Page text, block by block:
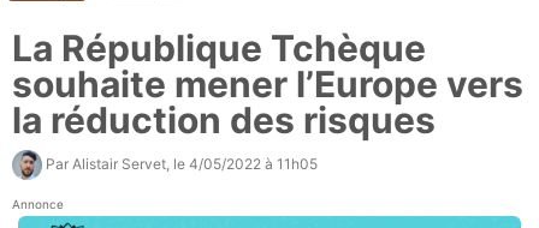
La République Tchèque
souhaite mener l’Europe vers
la réduction des risques
Par Alistair Servet , le 4/05/2022 à 11h05
Annonce